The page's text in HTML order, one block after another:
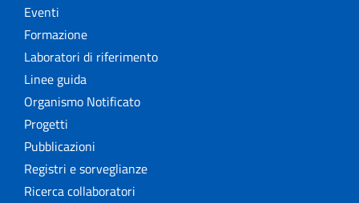
Eventi
Formazione
Laboratori di riferimento
Linee guida
Organismo Notificato
Progetti
Pubblicazioni
Registri e sorveglianze
Ricerca collaboratori